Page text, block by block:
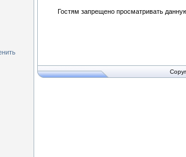
Гостям запрещено просматривать